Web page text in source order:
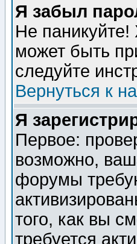
Я забыл
Не
может быть
следуйте
Вернуться к
Я
Первое:
возможно,
форумы
того, как вы
требуется